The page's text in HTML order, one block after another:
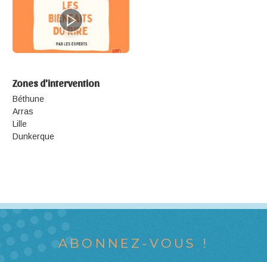
Zones d'intervention
Béthune
Arras
Lille
Dunkerque
ABONNEZ-VOUS !